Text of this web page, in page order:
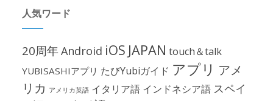
人気ワード
20周年Android iOS JAPAN touch＆talk
YUBISASHIアプリ たびYubiガイド アプリ アメ
リカ アメリカ英語 イタリア語 インドネシア語 スペイ